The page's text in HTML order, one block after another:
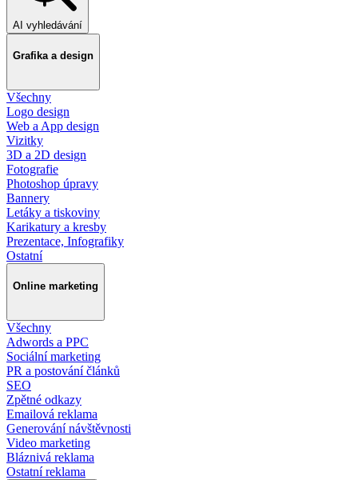
AI vyhledávání
Grafika a design
Všechny
Logo design
Web a App design
Vizitky
3D a 2D design
Fotografie
Photoshop úpravy
Bannery
Letáky a tiskoviny
Karikatury a kresby
Prezentace, Infografiky
Ostatní
Online marketing
Všechny
Adwords a PPC
Sociální marketing
PR a postování článků
SEO
Zpětné odkazy
Emailová reklama
Generování návštěvnosti
Video marketing
Bláznivá reklama
Ostatní reklama